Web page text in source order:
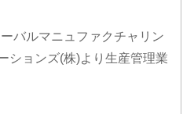
バルマニュファクチャリン
ションズ(株)より生産管理業